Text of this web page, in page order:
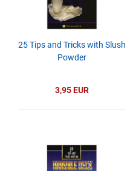
25 Tips and Tricks with Slush
Powder
3,95 EUR